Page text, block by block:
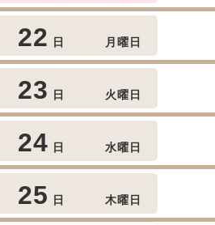
22 日 月曜日
23 日 火曜日
24 日 水曜日
25 日 木曜日